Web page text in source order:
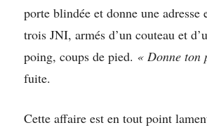
porte blindée et donne une
trois JNI, armés d’un couteau et
poing, coups de pied. « Donne ton
fuite.
Cette affaire est en tout point